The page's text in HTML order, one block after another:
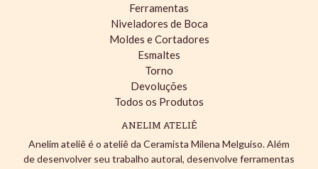
Ferramentas
Niveladores de Boca
Moldes e Cortadores
Esmaltes
Torno
Devoluções
Todos os Produtos
ANELIM ATELIÊ
Anelim ateliê é o ateliê da Ceramista Milena Melguiso. Além
de desenvolver seu trabalho autoral, desenvolve ferramentas